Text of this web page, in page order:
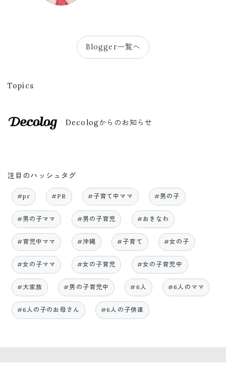
Blogger一覧へ
Topics
Decologからのお知らせ
注目のハッシュタグ
#pr #PR #子育て中ママ #男の子
#男の子ママ #男の子育児 #おきなわ
#育児中ママ #沖縄 #子育て #女の子
#女の子ママ #女の子育児 #女の子育児中
#大家族 #男の子育児中 #6人 #6人のママ
#6人の子のお母さん #6人の子供達